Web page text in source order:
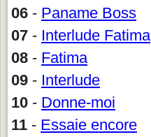
06 - Paname Boss
07 - Interlude Fatima
08 - Fatima
09 - Interlude
10 - Donne-moi
11 - Essaie encore